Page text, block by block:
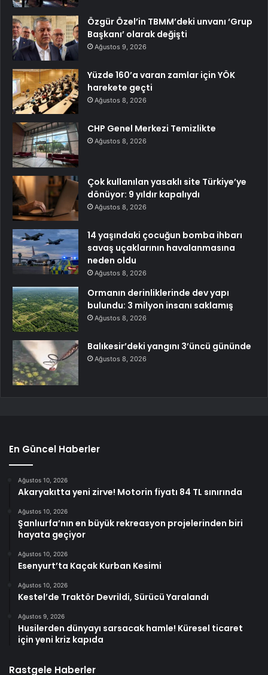
Özgür Özel’in TBMM’deki unvanı ‘Grup
Başkanı’ olarak değişti
Ağustos 9, 2026
Yüzde 160’a varan zamlar için YÖK
harekete geçti
Ağustos 8, 2026
CHP Genel Merkezi Temizlikte
Ağustos 8, 2026
Çok kullanılan yasaklı site Türkiye’ye
dönüyor: 9 yıldır kapalıydı
Ağustos 8, 2026
14 yaşındaki çocuğun bomba ihbarı
savaş uçaklarının havalanmasına
neden oldu
Ağustos 8, 2026
Ormanın derinliklerinde dev yapı
bulundu: 3 milyon insanı saklamış
Ağustos 8, 2026
Balıkesir’deki yangını 3’üncü gününde
Ağustos 8, 2026
En Güncel Haberler
Ağustos 10, 2026
Akaryakıtta yeni zirve! Motorin fiyatı 84 TL sınırında
Ağustos 10, 2026
Şanlıurfa’nın en büyük rekreasyon projelerinden biri
hayata geçiyor
Ağustos 10, 2026
Esenyurt’ta Kaçak Kurban Kesimi
Ağustos 10, 2026
Kestel’de Traktör Devrildi, Sürücü Yaralandı
Ağustos 9, 2026
Husilerden dünyayı sarsacak hamle! Küresel ticaret
için yeni kriz kapıda
Rastgele Haberler